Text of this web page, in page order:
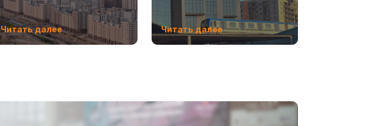
уже в этом году
Читать далее Читать далее